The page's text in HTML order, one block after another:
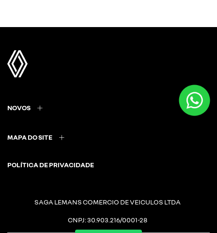
NOVOS
MAPA DO SITE
POLÍTICA DE PRIVACIDADE
SAGA LEMANS COMERCIO DE VEICULOS LTDA
CNPJ: 30.903.216/0001-28